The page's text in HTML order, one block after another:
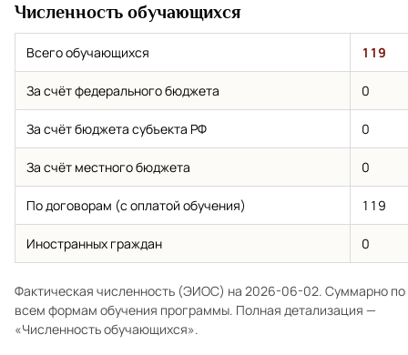
Численность обучающихся
Всего обучающихся 119
За счёт федерального бюджета 0
За счёт бюджета субъекта РФ 0
За счёт местного бюджета 0
По договорам (с оплатой обучения) 119
Иностранных граждан 0
Фактическая численность (ЭИОС) на 2026-06-02. Суммарно по
всем формам обучения программы. Полная детализация —
«Численность обучающихся».